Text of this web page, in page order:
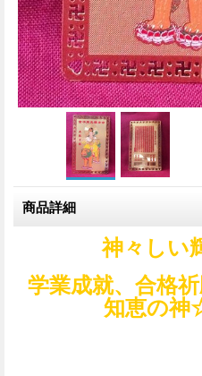
商品詳細
神々しい
学業成就、合格
知恵の神